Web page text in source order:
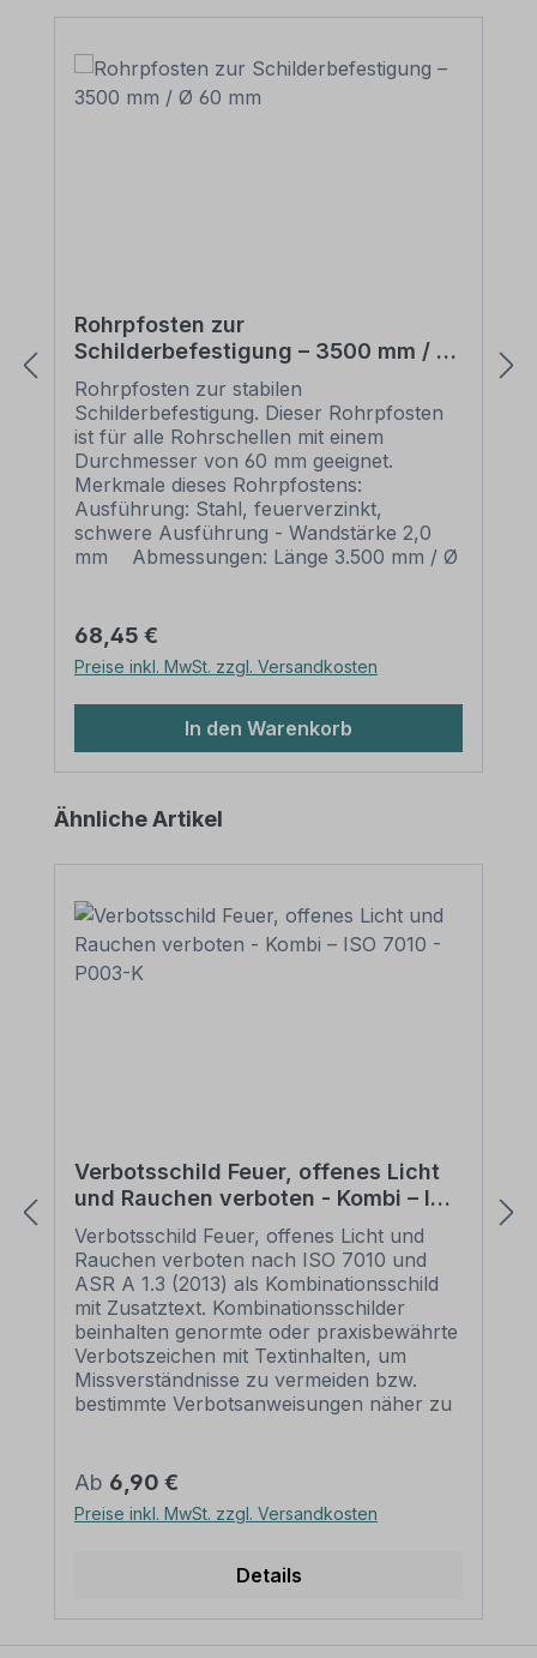
Rohrpfosten zur
Schilderbefestigung – 3500 mm / Ø
60 mm
Rohrpfosten zur stabilen
Schilderbefestigung. Dieser Rohrpfosten
ist für alle Rohrschellen mit einem
Durchmesser von 60 mm geeignet.
Merkmale dieses Rohrpfostens:
Ausführung: Stahl, feuerverzinkt,
schwere Ausführung - Wandstärke 2,0
mm Abmessungen: Länge 3.500 mm / Ø
Bitte beachten Sie: Für einen sicheren
Stand muß der Pfosten mindestens 50 cm
tief im Erdreich einbetoniert werden.
Regulärer Preis:
68,45 €
Preise inkl. MwSt. zzgl. Versandkosten
In den Warenkorb
Produktgalerie überspringen
Ähnliche Artikel
Verbotsschild Feuer, offenes Licht
und Rauchen verboten - Kombi – ISO
7010 - P003-K
Verbotsschild Feuer, offenes Licht und
Rauchen verboten nach ISO 7010 und
ASR A 1.3 (2013) als Kombinationsschild
mit Zusatztext. Kombinationsschilder
beinhalten genormte oder praxisbewährte
Verbotszeichen mit Textinhalten, um
Missverständnisse zu vermeiden bzw.
bestimmte Verbotsanweisungen näher zu
Mit einem Kombinationsschild, dem
richtigen Verbotszeichen und einem
aussagekräftigen Text beugen Sie jeglicher
eindeutig vor. Merkmale des
Feuer, offenes Licht und Rauchen
verboten - Kombi – ISO 7010 - P003-K:
Regulärer Preis:
Ab 6,90 €
Preise inkl. MwSt. zzgl. Versandkosten
Details